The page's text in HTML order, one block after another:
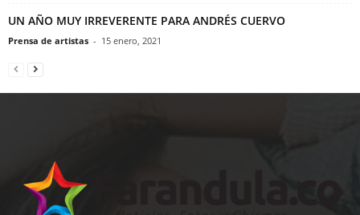
UN AÑO MUY IRREVERENTE PARA ANDRÉS CUERVO
Prensa de artistas - 15 enero, 2021